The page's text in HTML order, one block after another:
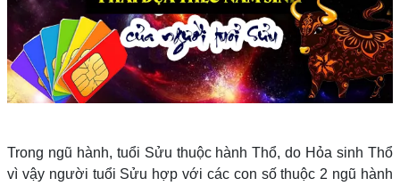
Trong ngũ hành, tuổi Sửu thuộc hành Thổ, do Hỏa sinh Thổ
vì vậy người tuổi Sửu hợp với các con số thuộc 2 ngũ hành